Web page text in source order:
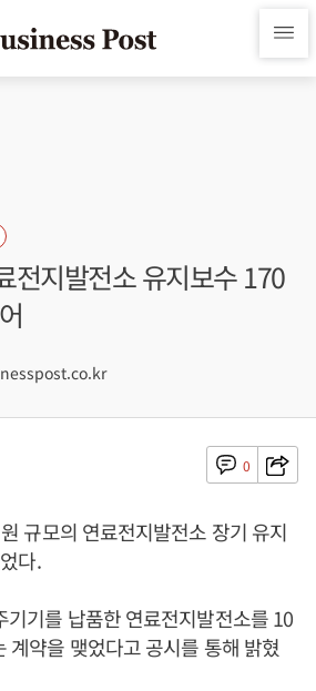
전지발전소 유지보수 170
0
규모의 연료전지발전소 장기 유지
다.
기기를 납품한 연료전지발전소를 10
계약을 맺었다고 공시를 통해 밝혔